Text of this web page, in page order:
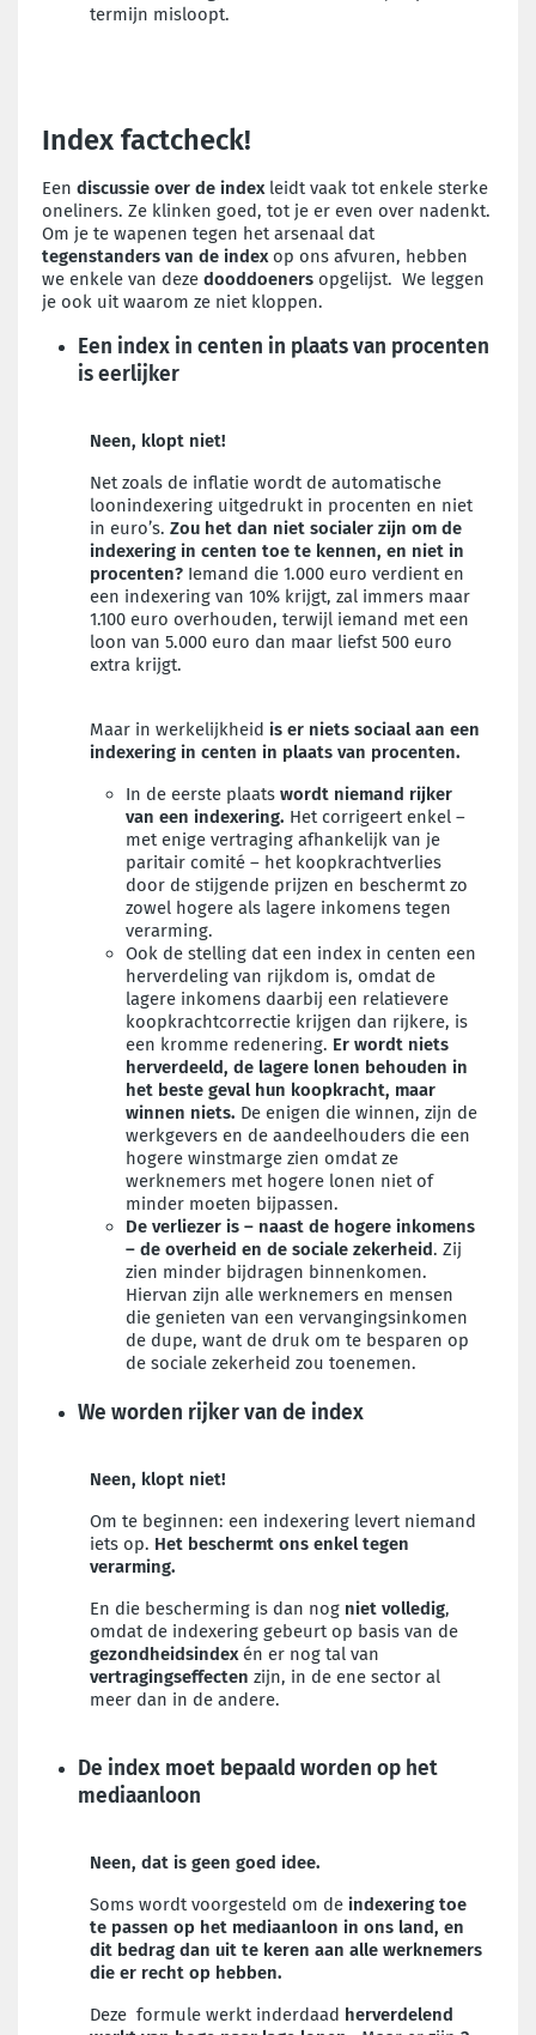
termijn misloopt.
Index factcheck!
Een discussie over de indexleidt vaak tot enkele sterke
oneliners. Ze klinken goed, tot je er even over nadenkt.
Om je te wapenen tegen het arsenaal dat
tegenstanders van de indexop ons afvuren, hebben
we enkele van deze dooddoeners opgelijst. We leggen
je ook uit waarom ze niet kloppen.
Een index in centen in plaats van procenten
is eerlijker
Neen, klopt niet!
Net zoals de inflatie wordt de automatische
loonindexering uitgedrukt in procenten en niet
in euro’s. Zou het dan niet socialer zijn om de
indexering in centen toe te kennen, en niet in
procenten? Iemand die 1.000 euro verdient en
een indexering van 10% krijgt, zal immers maar
1.100 euro overhouden, terwijl iemand met een
loon van 5.000 euro dan maar liefst 500 euro
extra krijgt.
Maar in werkelijkheid is er niets sociaal aan een
indexering in centen in plaats van procenten.
In de eerste plaats wordt niemand rijker
van een indexering. Het corrigeert enkel –
met enige vertraging afhankelijk van je
paritair comité – het koopkrachtverlies
door de stijgende prijzen en beschermt zo
zowel hogere als lagere inkomens tegen
verarming.
Ook de stelling dat een index in centen een
herverdeling van rijkdom is, omdat de
lagere inkomens daarbij een relatievere
koopkrachtcorrectie krijgen dan rijkere, is
een kromme redenering. Er wordt niets
herverdeeld, de lagere lonen behouden in
het beste geval hun koopkracht, maar
winnen niets. De enigen die winnen, zijn de
werkgevers en de aandeelhouders die een
hogere winstmarge zien omdat ze
werknemers met hogere lonen niet of
minder moeten bijpassen.
De verliezer is – naast de hogere inkomens
– de overheid en de sociale zekerheid. Zij
zien minder bijdragen binnenkomen.
Hiervan zijn alle werknemers en mensen
die genieten van een vervangingsinkomen
de dupe, want de druk om te besparen op
de sociale zekerheid zou toenemen.
We worden rijker van de index
Neen, klopt niet!
Om te beginnen: een indexering levert niemand
iets op. Het beschermt ons enkel tegen
verarming.
En die bescherming is dan nog niet volledig,
omdat de indexering gebeurt op basis van de
gezondheidsindexén er nog tal van
vertragingseffecten zijn, in de ene sector al
meer dan in de andere.
De index moet bepaald worden op het
mediaanloon
Neen, dat is geen goed idee.
Soms wordt voorgesteld om de indexering toe
te passen op het mediaanloon in ons land, en
dit bedrag dan uit te keren aan alle werknemers
die er recht op hebben.
Deze formule werkt inderdaad herverdelend